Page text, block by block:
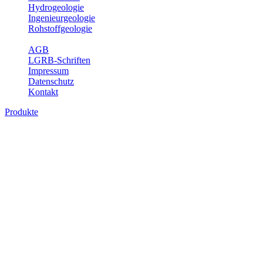
Hydrogeologie
Ingenieurgeologie
Rohstoffgeologie
AGB
LGRB-Schriften
Impressum
Datenschutz
Kontakt
Produkte